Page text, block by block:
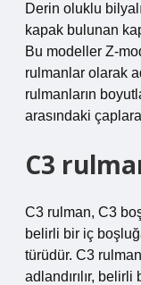
Derin oluklu
kapak bulunan
Bu modeller Z-
rulmanlar olarak
rulmanların
arasındaki
C3
C3 rulman, C3
belirli bir iç
türüdür. C3
adlandırılır,